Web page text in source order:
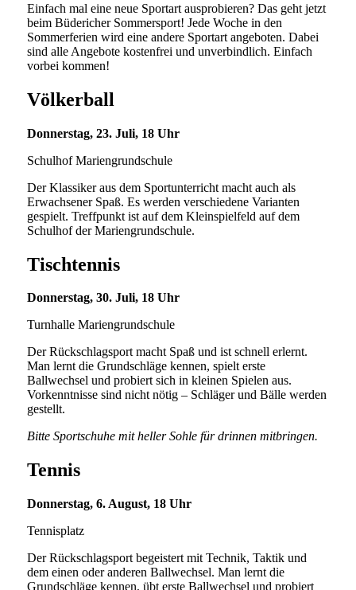
Einfach mal eine neue Sportart ausprobieren? Das geht jetzt
beim Büdericher Sommersport! Jede Woche in den
Sommerferien wird eine andere Sportart angeboten. Dabei
sind alle Angebote kostenfrei und unverbindlich. Einfach
vorbei kommen!
Völkerball
Donnerstag, 23. Juli, 18 Uhr
Schulhof Mariengrundschule
Der Klassiker aus dem Sportunterricht macht auch als
Erwachsener Spaß. Es werden verschiedene Varianten
gespielt. Treffpunkt ist auf dem Kleinspielfeld auf dem
Schulhof der Mariengrundschule.
Tischtennis
Donnerstag, 30. Juli, 18 Uhr
Turnhalle Mariengrundschule
Der Rückschlagsport macht Spaß und ist schnell erlernt.
Man lernt die Grundschläge kennen, spielt erste
Ballwechsel und probiert sich in kleinen Spielen aus.
Vorkenntnisse sind nicht nötig – Schläger und Bälle werden
gestellt.
Bitte Sportschuhe mit heller Sohle für drinnen mitbringen.
Tennis
Donnerstag, 6. August, 18 Uhr
Tennisplatz
Der Rückschlagsport begeistert mit Technik, Taktik und
dem einen oder anderen Ballwechsel. Man lernt die
Grundschläge kennen, übt erste Ballwechsel und probiert